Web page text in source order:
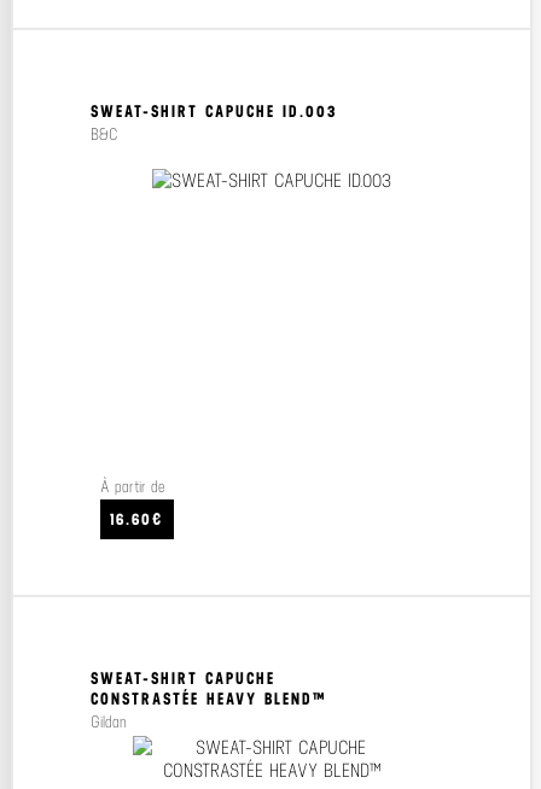
SWEAT-SHIRT CAPUCHE ID.003
B&C
À partir de
16.60€
SWEAT-SHIRT CAPUCHE
CONSTRASTÉE HEAVY BLEND™
Gildan